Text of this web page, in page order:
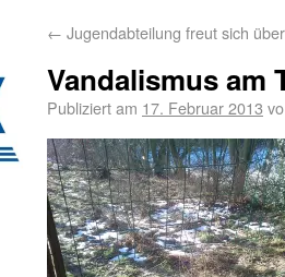
← Jugendabteilung freut sich
Vandalismus am
Publiziert am 17. Februar 2013